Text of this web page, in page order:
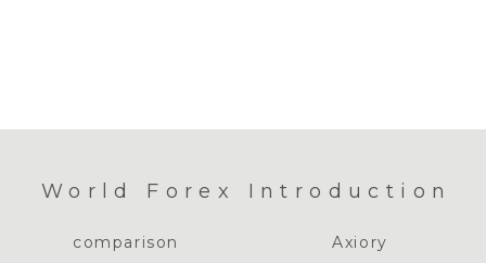
World Forex Introduction
comparison
Axiory